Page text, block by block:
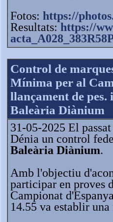
Fotos: https://
Resultats: https://
Control de
Mínima per al
llançament de pes.
Baleària Diànium
31-05-2025 El
Dénia un control
Baleària Diànium.
Amb l'objectiu
participar en proves
Campionat
14.55 va establir